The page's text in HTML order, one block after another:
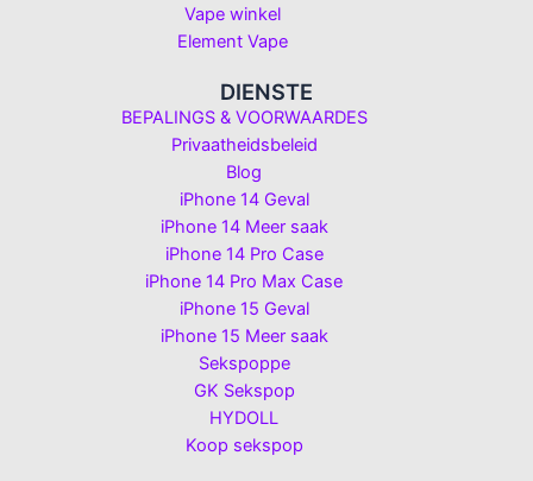
Vape winkel
Element Vape
DIENSTE
BEPALINGS & VOORWAARDES
Privaatheidsbeleid
Blog
iPhone 14 Geval
iPhone 14 Meer saak
iPhone 14 Pro Case
iPhone 14 Pro Max Case
iPhone 15 Geval
iPhone 15 Meer saak
Sekspoppe
GK Sekspop
HYDOLL
Koop sekspop